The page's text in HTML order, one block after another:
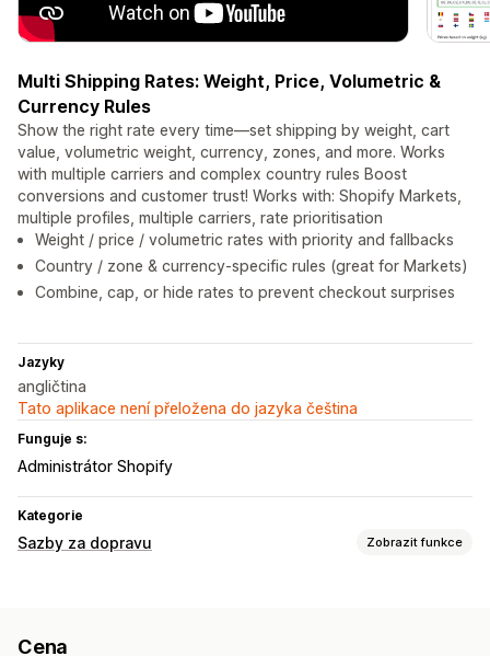
Multi Shipping Rates: Weight, Price, Volumetric &
Currency Rules
Show the right rate every time—set shipping by weight, cart
value, volumetric weight, currency, zones, and more. Works
with multiple carriers and complex country rules Boost
conversions and customer trust! Works with: Shopify Markets,
multiple profiles, multiple carriers, rate prioritisation
Weight / price / volumetric rates with priority and fallbacks
Country / zone & currency-specific rules (great for Markets)
Combine, cap, or hide rates to prevent checkout surprises
Jazyky
angličtina
Tato aplikace není přeložena do jazyka čeština
Funguje s:
Administrátor Shopify
Kategorie
Sazby za dopravu Zobrazit funkce
Na základě hmotnosti
Cena